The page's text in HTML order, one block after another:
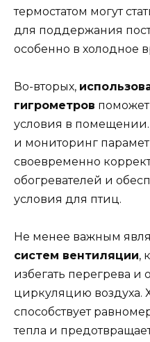
термостатом могут
для поддержания
особенно в холодное
Во-вторых,
гигрометров
условия в
и мониторинг
своевременно
обогревателей и
условия для птиц.
Не менее важным
систем вентиляции,
избегать перегрева и
циркуляцию воздуха.
способствует
тепла и